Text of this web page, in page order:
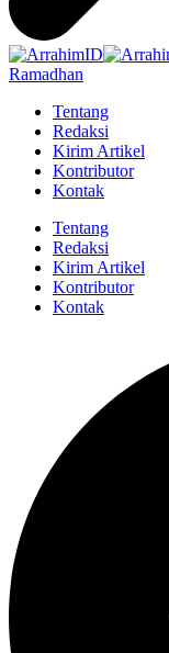
Ramadhan
Tentang
Redaksi
Kirim Artikel
Kontributor
Kontak
Tentang
Redaksi
Kirim Artikel
Kontributor
Kontak